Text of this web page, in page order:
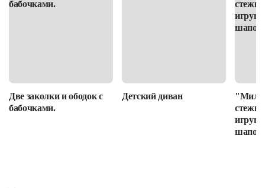
Две заколки и ободок с
бабочками.
Детский диван